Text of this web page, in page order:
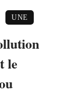
UNE
le